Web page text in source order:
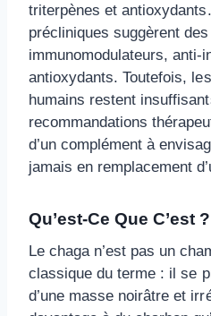
triterpènes et
précliniques suggèrent
immunomodulateurs, anti-
antioxydants. Toutefois,
humains restent
recommandations
d’un complément à
jamais en remplacement
Qu’est-Ce Que C’est ?
Le chaga n’est pas un
classique du terme : il se
d’une masse noirâtre et